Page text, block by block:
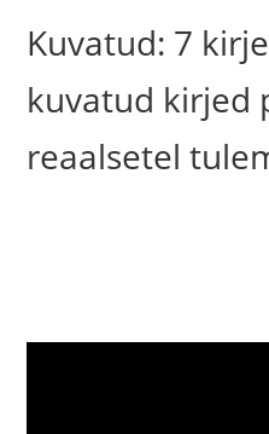
Kuvatud: 7
kuvatud kirjed
reaalsetel